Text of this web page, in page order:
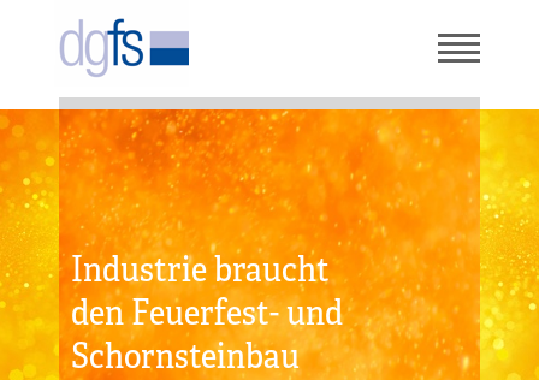
Industrie braucht
den Feuerfest- und
Schornsteinbau